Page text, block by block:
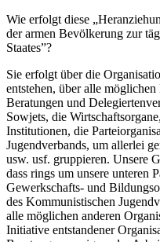
Wie erfolgt diese
der armen Bevölkerung zur
Staates”?
Sie erfolgt über die
entstehen, über alle
Beratungen und
Sowjets, die
Institutionen, die
Jugendverbands, um allerlei
usw. usf. gruppieren. Unsere
dass rings um unsere unteren
Gewerkschafts- und
des Kommunistischen
alle möglichen anderen
Initiative entstandener